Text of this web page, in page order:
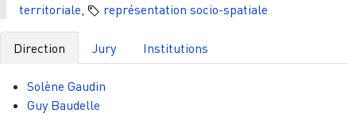
territoriale
représentation socio-spatiale
Direction Jury Institutions
Solène Gaudin
Guy Baudelle